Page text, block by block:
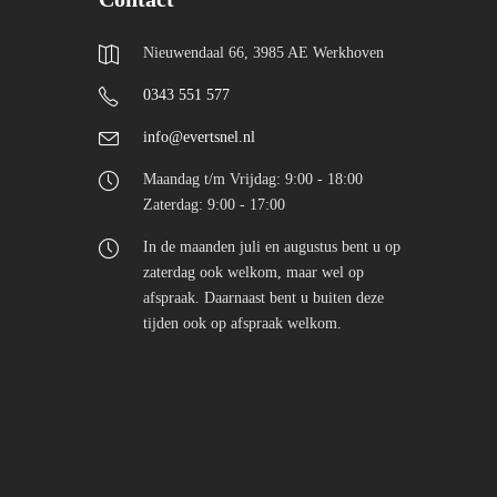
Nieuwendaal 66, 3985 AE Werkhoven
0343 551 577
info@evertsnel.nl
Maandag t/m Vrijdag: 9:00 - 18:00
Zaterdag: 9:00 - 17:00
In de maanden juli en augustus bent u op
zaterdag ook welkom, maar wel op
afspraak. Daarnaast bent u buiten deze
tijden ook op afspraak welkom.